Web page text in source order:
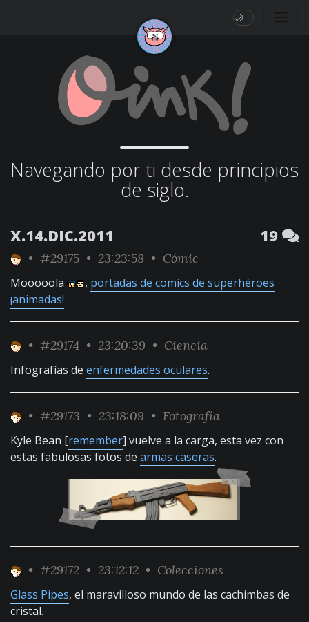
🌙
Navegando por ti desde principios
de siglo.
X.14.DIC.2011 19
• #29175 • 23:23:58 • Cómic
Mooooola , portadas de comics de superhéroes
¡animadas!
• #29174 • 23:20:39 • Ciencia
Infografías de enfermedades oculares.
• #29173 • 23:18:09 • Fotografía
Kyle Bean [remember] vuelve a la carga, esta vez con
estas fabulosas fotos de armas caseras.
• #29172 • 23:12:12 • Colecciones
Glass Pipes, el maravilloso mundo de las cachimbas de
cristal.